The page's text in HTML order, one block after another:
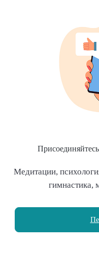
Медитации,
гимнастика,